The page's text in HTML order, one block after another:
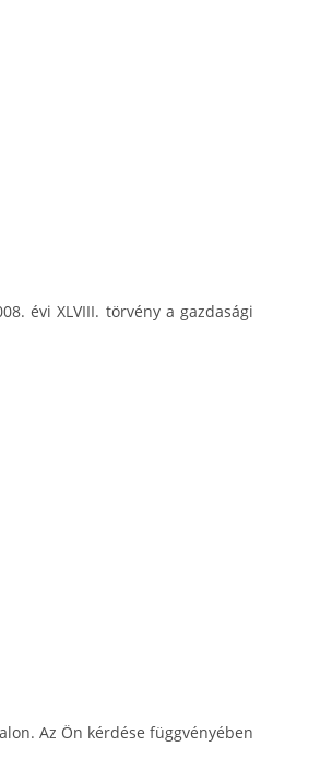
évi XLVIII. törvény a gazdasági
Az Ön kérdése függvényében